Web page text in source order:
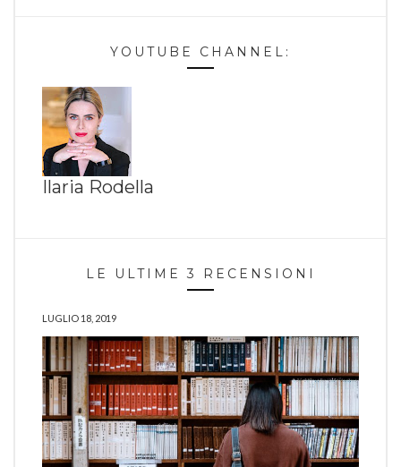
YOUTUBE CHANNEL:
Ilaria Rodella
LE ULTIME 3 RECENSIONI
LUGLIO 18, 2019